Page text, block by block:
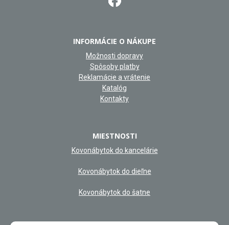
INFORMÁCIE O NÁKUPE
Možnosti dopravy
Spôsoby platby
Reklamácie a vrátenie
Katalóg
Kontakty
MIESTNOSTI
Kovonábytok do kancelárie
Kovonábytok do dieľne
Kovonábytok do šatne